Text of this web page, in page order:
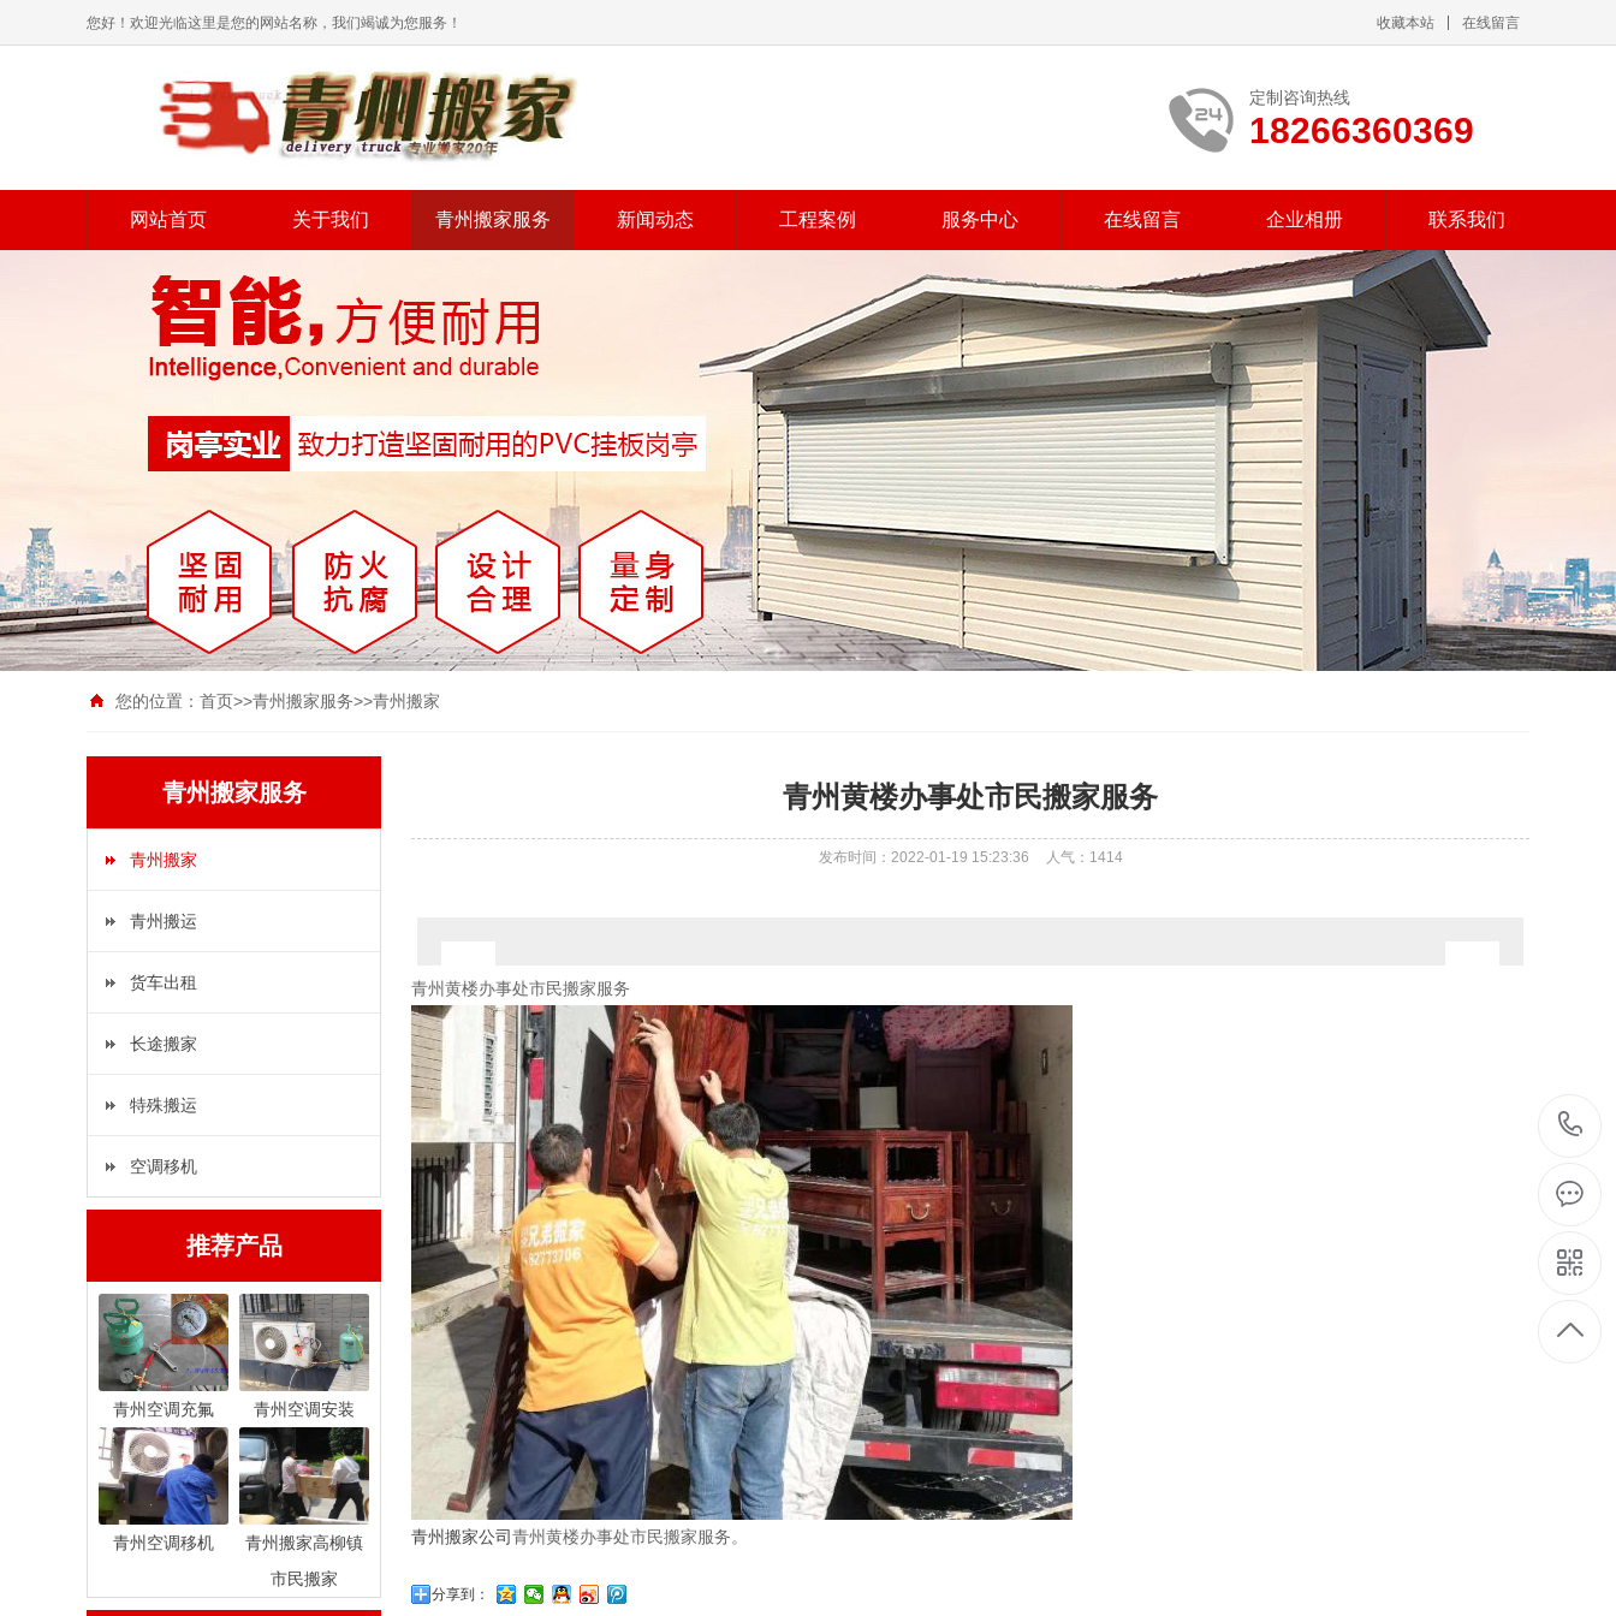
您好！欢迎光临这里是您的网站名称，我们竭诚为您服务！ 收藏本站 在线留言
定制咨询热线
18266360369
网站首页 关于我们 青州搬家服务 新闻动态 工程案例 服务中心 在线留言 企业相册 联系我们
您的位置： 首页>>青州搬家服务>>青州搬家
青州搬家服务
青州搬家
青州搬运
货车出租
长途搬家
特殊搬运
空调移机
推荐产品
青州空调充氟 青州空调安装
青州空调移机
青州搬家高柳镇
市民搬家
青州黄楼办事处市民搬家服务
发布时间：2022-01-19 15:23:36 人气： 1414
青州黄楼办事处市民搬家服务
青州搬家公司青州黄楼办事处市民搬家服务。
分享到：